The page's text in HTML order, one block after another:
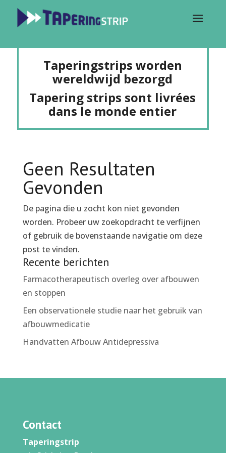
Taperingstrips worden
wereldwijd bezorgd
Tapering strips sont livrées
dans le monde entier
Geen Resultaten
Gevonden
De pagina die u zocht kon niet gevonden
worden. Probeer uw zoekopdracht te verfijnen
of gebruik de bovenstaande navigatie om deze
post te vinden.
Recente berichten
Farmacotherapeutisch overleg over afbouwen
en stoppen
Een observationele studie naar het gebruik van
afbouwmedicatie
Handvatten Afbouw Antidepressiva
Contact
Taperingstrip